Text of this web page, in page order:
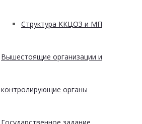
Структура ККЦОЗ и МП
Вышестоящие организации и
контролирующие органы